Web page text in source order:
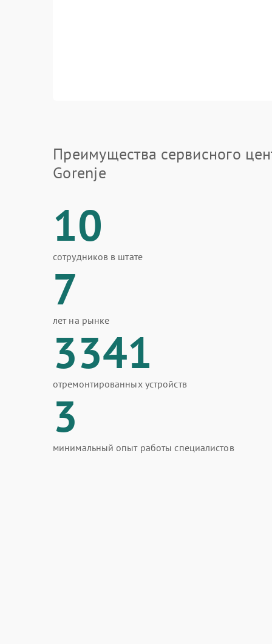
Преимущества сервисного
Gorenje
10
сотрудников в штате
7
лет на рынке
3341
отремонтированных устройств
3
минимальный опыт работы специалистов